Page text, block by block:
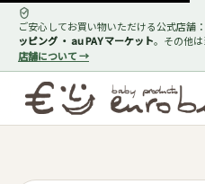
ご安心してお買い物いただける公式店舗：
ッピング ・ au PAY マーケット。その他は
店舗について →